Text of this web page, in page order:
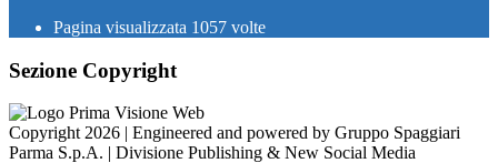
Pagina visualizzata 1057 volte
Sezione Copyright
Copyright 2026 | Engineered and powered by Gruppo Spaggiari
Parma S.p.A. | Divisione Publishing & New Social Media